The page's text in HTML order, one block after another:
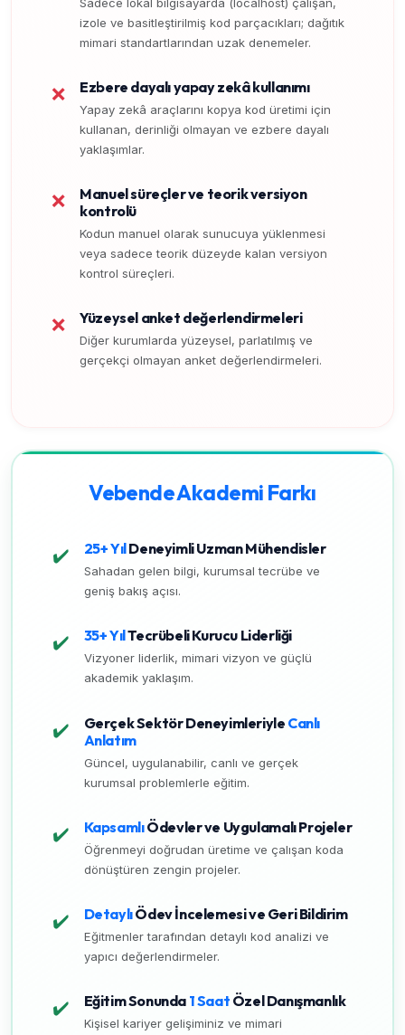
izole ve basitleştirilmiş kod parçacıkları; dağıtık
mimari standartlarından uzak denemeler.
❌ Ezbere dayalı yapay zekâ kullanımı
Yapay zekâ araçlarını kopya kod üretimi için
kullanan, derinliği olmayan ve ezbere dayalı
yaklaşımlar.
❌
Manuel süreçler ve teorik versiyon
kontrolü
Kodun manuel olarak sunucuya yüklenmesi
veya sadece teorik düzeyde kalan versiyon
kontrol süreçleri.
❌ Yüzeysel anket değerlendirmeleri
Diğer kurumlarda yüzeysel, parlatılmış ve
gerçekçi olmayan anket değerlendirmeleri.
Vebende Akademi Farkı
✔️ 25+ YılDeneyimli Uzman Mühendisler
Sahadan gelen bilgi, kurumsal tecrübe ve
geniş bakış açısı.
✔️ 35+ YılTecrübeli Kurucu Liderliği
Vizyoner liderlik, mimari vizyon ve güçlü
akademik yaklaşım.
✔️ Gerçek Sektör Deneyimleriyle Canlı
Anlatım
Güncel, uygulanabilir, canlı ve gerçek
kurumsal problemlerle eğitim.
✔️ KapsamlıÖdevler ve Uygulamalı Projeler
Öğrenmeyi doğrudan üretime ve çalışan koda
dönüştüren zengin projeler.
✔️ DetaylıÖdev İncelemesi ve Geri Bildirim
Eğitmenler tarafından detaylı kod analizi ve
yapıcı değerlendirmeler.
✔️ Eğitim Sonunda 1 Saat Özel Danışmanlık
Kişisel kariyer gelişiminiz ve mimari